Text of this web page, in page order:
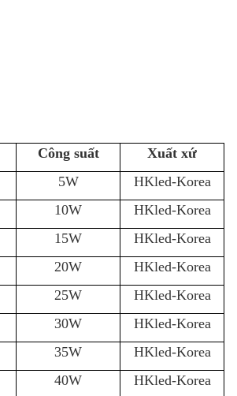
Công suất
Xuất xứ
5W
HKled-Korea
10W
HKled-Korea
15W
HKled-Korea
20W
HKled-Korea
25W
HKled-Korea
30W
HKled-Korea
35W
HKled-Korea
40W HKled-Korea